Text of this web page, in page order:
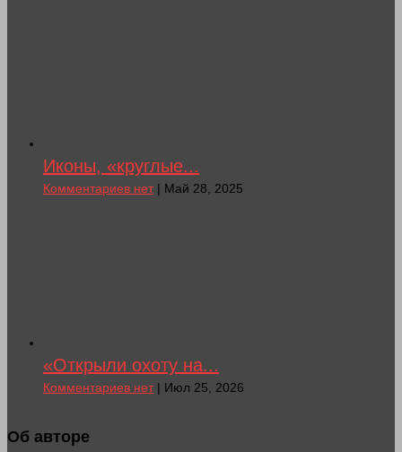
Иконы, «круглые...
Комментариев нет| Май 28, 2025
«Открыли охоту на...
Комментариев нет| Июл 25, 2026
Об авторе